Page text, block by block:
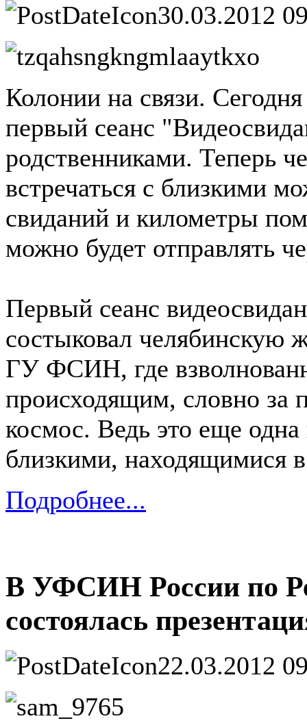
30.03.2012
Колонии на связи.
первый сеанс
родственниками. Теперь
встречаться с близкими
свиданий и километры
можно будет отправлять
Первый сеанс
состыковал
ГУ ФСИН, где
происходящим, словно за
космос. Ведь это еще одна
близкими, находящимися
Подробнее...
В УФСИН России по
состоялась
22.03.2012